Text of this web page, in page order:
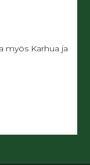
myös Karhua ja